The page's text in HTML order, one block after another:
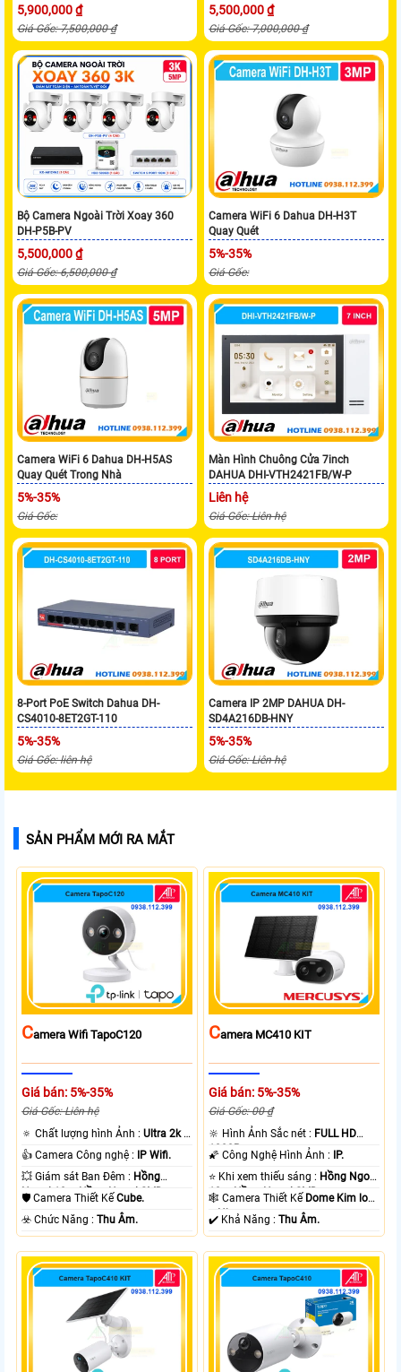
5,900,000 ₫
Giá Gốc: 7,500,000 ₫
5,500,000 ₫
Giá Gốc: 7,000,000 ₫
Bộ Camera Ngoài Trời Xoay 360
DH-P5B-PV
5,500,000 ₫
Giá Gốc: 6,500,000 ₫
Camera WiFi 6 Dahua DH-H3T
Quay Quét
5%-35%
Giá Gốc:
Camera WiFi 6 Dahua DH-H5AS
Quay Quét Trong Nhà
5%-35%
Giá Gốc:
Màn Hình Chuông Cửa 7inch
DAHUA DHI-VTH2421FB/W-P
Liên hệ
Giá Gốc: Liên hệ
8-Port PoE Switch Dahua DH-
CS4010-8ET2GT-110
5%-35%
Giá Gốc: liên hệ
Camera IP 2MP DAHUA DH-
SD4A216DB-HNY
5%-35%
Giá Gốc: Liên hệ
SẢN PHẨM MỚI RA MẮT
CAmera Wifi TapoC120
Giá bán: 5%-35%
Giá Gốc: Liên hệ
🔅 Chất lượng hình Ảnh :Ultra 2k +
.
👍 Camera Công nghệ :
IP Wifi.
💥 Giám sát Ban Đêm : Hồng
Ngoại 10m Hồng Ngoại SMD.
🛡 Camera Thiết KếCube.
️☣️ Chức Năng :Thu Âm.
CAmera MC410 KIT
Giá bán: 5%-35%
Giá Gốc: 00 ₫
🔆 Hình Ảnh Sắc nét : FULL HD
1080P .
🌠 Công Nghệ Hình Ảnh :
IP.
⭐ Khi xem thiếu sáng : Hồng Ngoại
10m Hồng Ngoại SMD.
🕸️ Camera Thiết Kế Dome Kim loại
+ Nhựa.
️✔️ Khả Năng :Thu Âm.